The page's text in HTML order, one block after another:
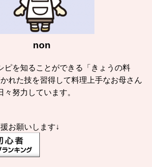
non
ピを知ることができる「きょうの料
れた技を習得して料理上手なお母さん
々努力しています。
お願いします↓